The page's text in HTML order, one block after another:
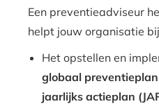
Een preventieadviseur
helpt jouw organisatie
Het opstellen en
globaal preventieplan
jaarlijks actieplan